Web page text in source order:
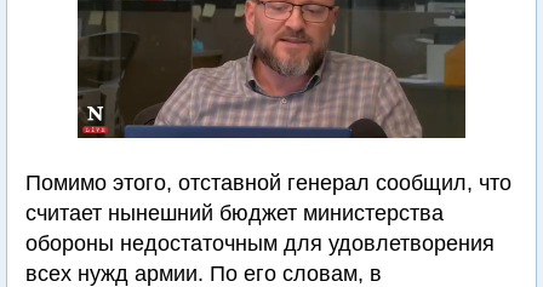
Помимо этого, отставной генерал сообщил, что
считает нынешний бюджет министерства
обороны недостаточным для удовлетворения
всех нужд армии. По его словам, в